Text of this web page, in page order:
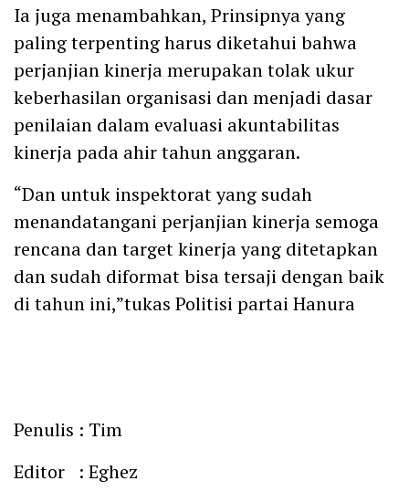
Ia juga menambahkan, Prinsipnya yang
paling terpenting harus diketahui bahwa
perjanjian kinerja merupakan tolak ukur
keberhasilan organisasi dan menjadi dasar
penilaian dalam evaluasi akuntabilitas
kinerja pada ahir tahun anggaran.
“Dan untuk inspektorat yang sudah
menandatangani perjanjian kinerja semoga
rencana dan target kinerja yang ditetapkan
dan sudah diformat bisa tersaji dengan baik
di tahun ini,”tukas Politisi partai Hanura
Penulis : Tim
Editor : Eghez